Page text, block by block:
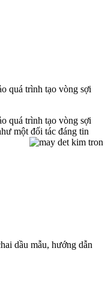
quá trình tạo vòng sợi
quá trình tạo vòng sợi
một đối tác đáng tin
dầu mẫu, hướng dẫn